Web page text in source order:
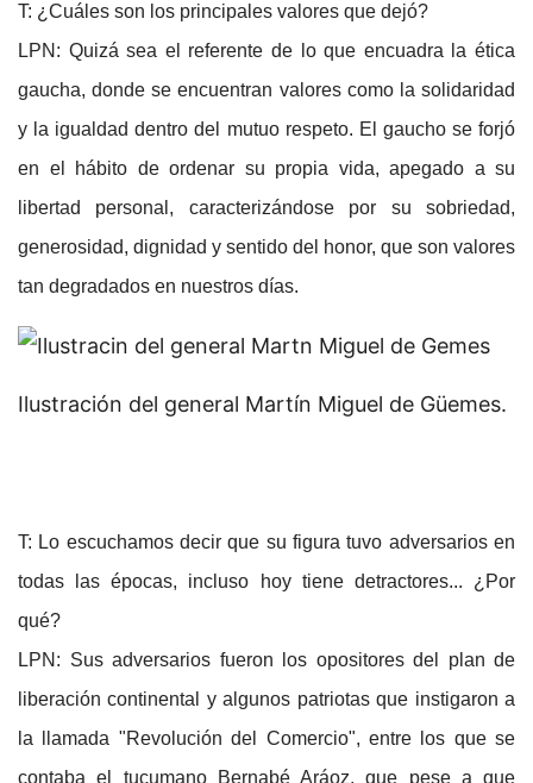
T: ¿Cuáles son los principales valores que dejó?
LPN: Quizá sea el referente de lo que encuadra la ética
gaucha, donde se encuentran valores como la solidaridad
y la igualdad dentro del mutuo respeto. El gaucho se forjó
en el hábito de ordenar su propia vida, apegado a su
libertad personal, caracterizándose por su sobriedad,
generosidad, dignidad y sentido del honor, que son valores
tan degradados en nuestros días.
Ilustración del general Martín Miguel de Güemes.
T: Lo escuchamos decir que su figura tuvo adversarios en
todas las épocas, incluso hoy tiene detractores... ¿Por
qué?
LPN: Sus adversarios fueron los opositores del plan de
liberación continental y algunos patriotas que instigaron a
la llamada "Revolución del Comercio", entre los que se
contaba el tucumano Bernabé Aráoz, que pese a que